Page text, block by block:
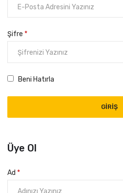
Şifre *
Beni Hatırla
GIRIŞ
Üye Ol
Ad *